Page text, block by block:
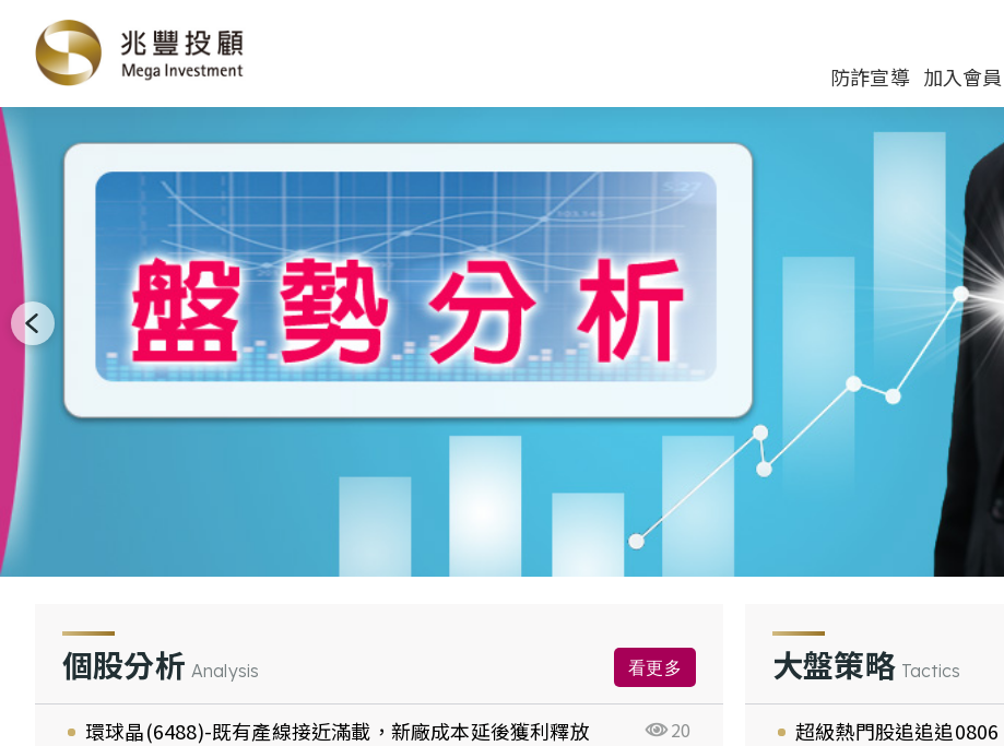
防詐宣導 加入會員
個股分析 Analysis 看更多
環球晶(6488)-既有產線接近滿載，新廠成本延後獲利釋放 20
大盤策略 Tactics
超級熱門股追追追0806